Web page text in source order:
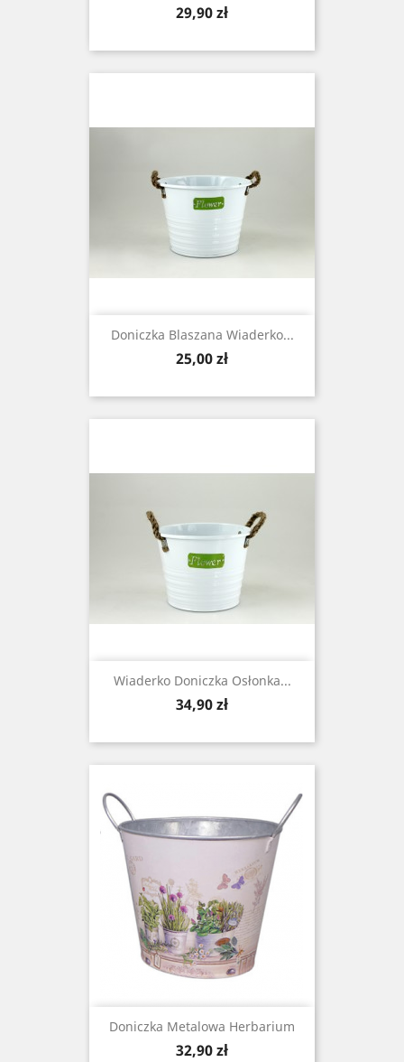
Cena
29,90 zł
Doniczka Blaszana Wiaderko...
Cena
25,00 zł
Wiaderko Doniczka Osłonka...
Cena
34,90 zł
Doniczka Metalowa Herbarium
Cena
32,90 zł